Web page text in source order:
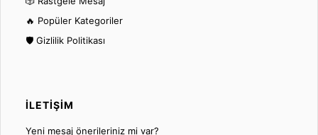
🔥 Popüler Kategoriler
🛡️ Gizlilik Politikası
İLETIŞIM
Yeni mesaj önerileriniz mi var?